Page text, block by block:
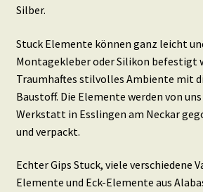
Silber.
Stuck Elemente können ganz leicht
Montagekleber oder Silikon befestigt
Traumhaftes stilvolles Ambiente mit
Baustoff. Die Elemente werden von
Werkstatt in Esslingen am Neckar
und verpackt.
Echter Gips Stuck, viele verschiedene
Elemente und Eck-Elemente aus